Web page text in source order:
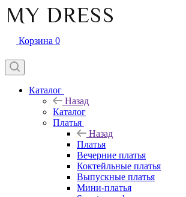
Корзина 0
Каталог
Назад
Каталог
Платья
Назад
Платья
Вечерние платья
Коктейльные платья
Выпускные платья
Мини-платья